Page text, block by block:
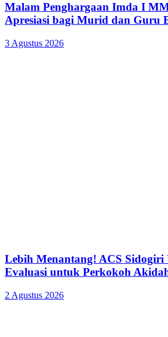
Malam Penghargaan Imda I
Apresiasi bagi Murid dan Guru
3 Agustus 2026
Lebih Menantang! ACS Sidogiri
Evaluasi untuk Perkokoh
2 Agustus 2026